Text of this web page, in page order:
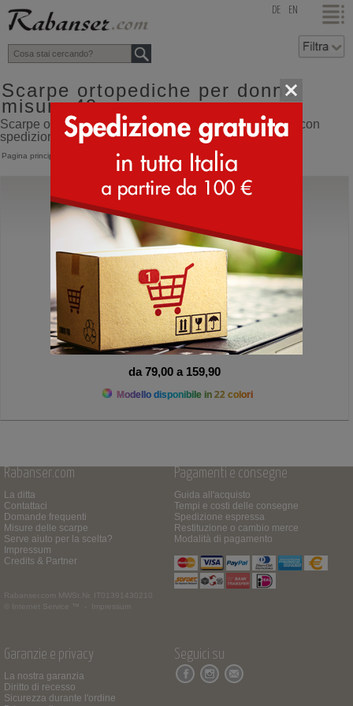
top DE EN
Scarpe ortopediche per donne
misura 49
Scarpe ortopediche per donne misura 49 online shop con
spedizione direttamente dall'Italia
Pagina principale Scarpe ortopediche
Birkenstock
Sandali ortopedici
da 79,00 a 159,90
Modello disponibile in 22 colori
Rabanser.com
La ditta
Contattaci
Domande frequenti
Misure delle scarpe
Serve aiuto per la scelta?
Impressum
Credits & Partner
Rabanser.com
MWSt.Nr. IT01391430210
© Internet Service ™ -
Impressum
Pagamenti e consegne
Guida all'acquisto
Tempi e costi delle consegne
Spedizione espressa
Restituzione o cambio merce
Modalità di pagamento
Garanzie e privacy
La nostra garanzia
Diritto di recesso
Sicurezza durante l'ordine
Seguici su